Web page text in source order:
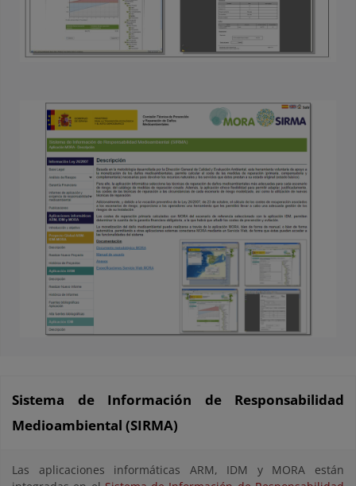
Sistema de Información de Responsabilidad
Medioambiental (SIRMA)
Las aplicaciones informáticas ARM, IDM y MORA están